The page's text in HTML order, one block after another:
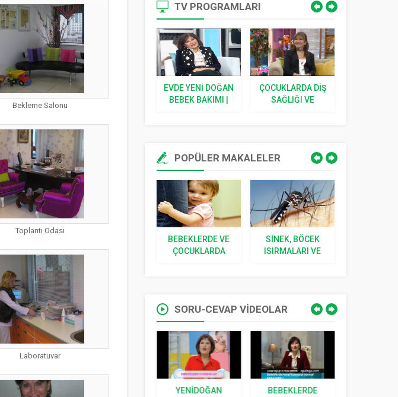
Bekleme Salonu
Toplantı Odası
Laboratuvar
TV PROGRAMLARI
ÇOCUKLARDA
BESLENME VE
ÖNEMI
EVDE YENI DOĞAN
BEBEK BAKIMI |
ÇOCUKLARDA DIŞ
SAĞLIĞI VE
POPÜLER MAKALELER
ÇAĞINDA BAŞ VE
BEBEKLERDE VE
ÇOCUKLARDA
SINEK, BÖCEK
ISIRMALARI VE
SORU-CEVAP VİDEOLAR
YENIDOĞAN
BEBEKLERDE